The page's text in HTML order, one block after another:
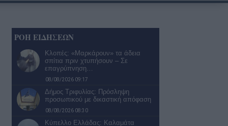
ΡΟΗ ΕΙΔΗΣΕΩΝ
Κλοπές: «Μαρκάρουν» τα άδεια
σπίτια πριν χτυπήσουν – Σε
επαγρύπνηση…
08/08/2026 09:17
Δήμος Τριφυλίας: Πρόσληψη
προσωπικού με δικαστική απόφαση
08/08/2026 08:30
Κύπελλο Ελλάδας: Καλαμάτα